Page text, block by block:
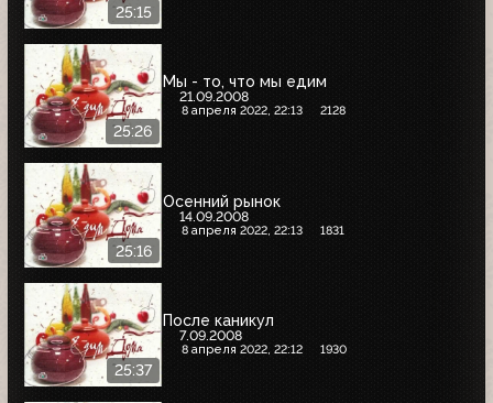
25:15
25:26
Мы - то, что мы едим
21.09.2008
8 апреля 2022, 22:13 2128
25:16
Осенний рынок
14.09.2008
8 апреля 2022, 22:13 1831
25:37
После каникул
7.09.2008
8 апреля 2022, 22:12 1930